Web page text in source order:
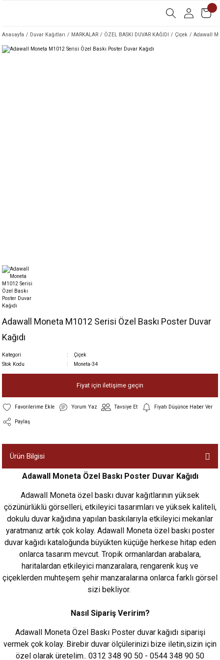
Anasayfa Duvar Kağıtları MARKALAR ÖZEL BASKI DUVAR KAĞIDI Çiçek Adawall
Adawall Moneta M1012 Serisi Özel Baskı Poster Duvar
Kağıdı
Kategori
Çiçek
Stok Kodu
Moneta-34
Fiyat için iletişime geçin
Yorum Yaz Tavsiye Et Fiyatı Düşünce Haber Ver
Paylaş
Ürün Bilgisi
Adawall Moneta Özel Baskı Poster Duvar Kağıdı
Adawall Moneta özel baskı duvar kağıtlarının yüksek
çözünürlüklü görselleri, etkileyici tasarımları ve yüksek kaliteli,
dokulu duvar kağıdına yapılan baskılarıyla etkileyici mekanlar
yaratmanız artık çok kolay. Adawall Moneta özel baskı poster
duvar kağıdı kataloğunda büyükten küçüğe herkese hitap eden
onlarca tasarım mevcut. Tropik ormanlardan arabalara,
haritalardan etkileyici manzaralara, rengarenk kuş ve
çiçeklerden muhteşem şehir manzaralarına onlarca farklı görsel
sizi bekliyor.
Nasıl Sipariş Veririm?
Adawall Moneta Özel Baskı Poster duvar kağıdı siparişi
vermek çok kolay. Birebir duvar ölçülerinizi bize iletin,sizin için
özel olarak üretelim.. 0312 348 90 50 - 0544 348 90 50